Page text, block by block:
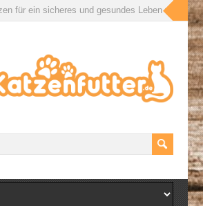
für ein sicheres und gesundes Leben wirklich